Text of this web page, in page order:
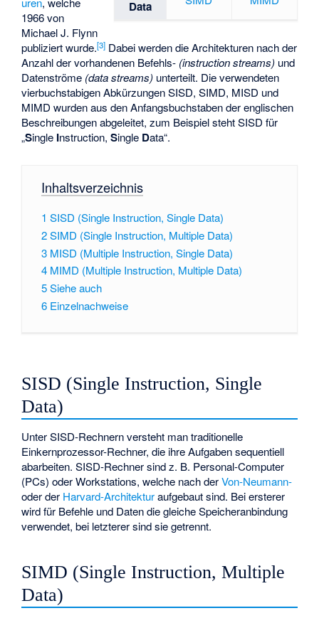
Data
1966 von
Michael J. Flynn
publiziert wurde.[3] Dabei werden die Architekturen nach der
Anzahl der vorhandenen Befehls- (instruction streams) und
Datenströme (data streams) unterteilt. Die verwendeten
vierbuchstabigen Abkürzungen SISD, SIMD, MISD und
MIMD wurden aus den Anfangsbuchstaben der englischen
Beschreibungen abgeleitet, zum Beispiel steht SISD für
„Single Instruction,Single Data“.
Inhaltsverzeichnis
1 SISD (Single Instruction, Single Data)
2SIMD (Single Instruction, Multiple Data)
3 MISD (Multiple Instruction, Single Data)
4 MIMD (Multiple Instruction, Multiple Data)
5Siehe auch
6 Einzelnachweise
SISD (Single Instruction, Single
Data)
Unter SISD-Rechnern versteht man traditionelle
Einkernprozessor-Rechner, die ihre Aufgaben sequentiell
abarbeiten. SISD-Rechner sind z. B. Personal-Computer
(PCs) oder Workstations, welche nach derVon-Neumann-
oder der Harvard-Architekturaufgebaut sind. Bei ersterer
wird für Befehle und Daten die gleiche Speicheranbindung
verwendet, bei letzterer sind sie getrennt.
SIMD (Single Instruction, Multiple
Data)